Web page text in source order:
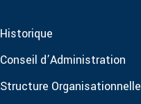
Historique
Conseil d’Administration
Structure Organisationnelle